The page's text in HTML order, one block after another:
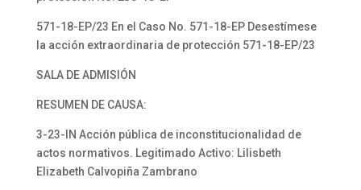
571-18-EP/23 En el Caso No. 571-18-EP Desestímese
la acción extraordinaria de protección 571-18-EP/23
SALA DE ADMISIÓN
RESUMEN DE CAUSA:
3-23-IN Acción pública de inconstitucionalidad de
actos normativos. Legitimado Activo: Lilisbeth
Elizabeth Calvopiña Zambrano